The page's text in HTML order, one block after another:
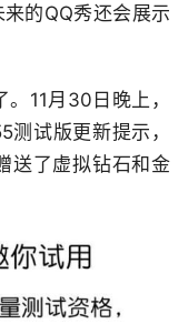
的QQ秀还会展示
11月30日晚上，
试版更新提示，
送了虚拟钻石和金